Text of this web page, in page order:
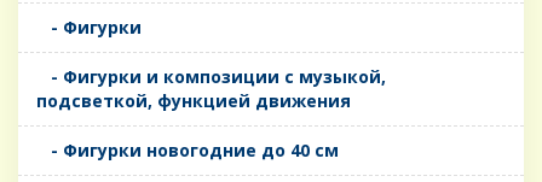
- Фигурки
- Фигурки и композиции с музыкой,
подсветкой, функцией движения
- Фигурки новогодние до 40 см